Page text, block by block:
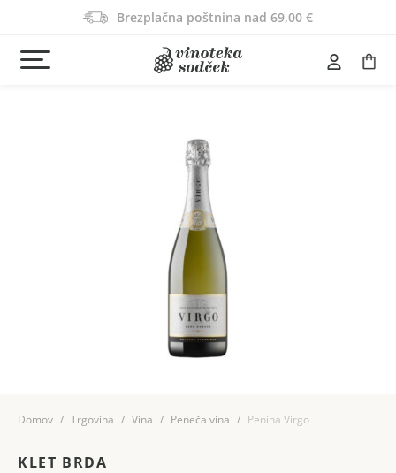
Brezplačna poštnina nad 69,00 €
Domov Trgovina Vina Peneča vina Penina Virgo
KLET BRDA